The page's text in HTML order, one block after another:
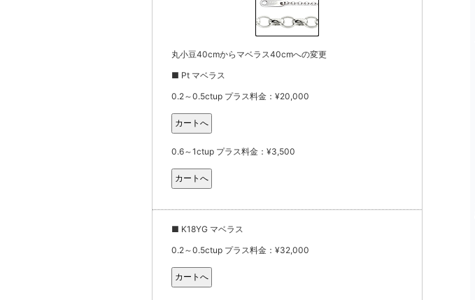
丸小豆40cmからマベラス40cmへの変更
■ Pt マベラス
0.2～0.5ctup プラス料金：¥20,000
0.6～1ctup プラス料金：¥3,500
■ K18YG マベラス
0.2～0.5ctup プラス料金：¥32,000